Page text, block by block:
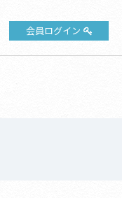
会員ログイン